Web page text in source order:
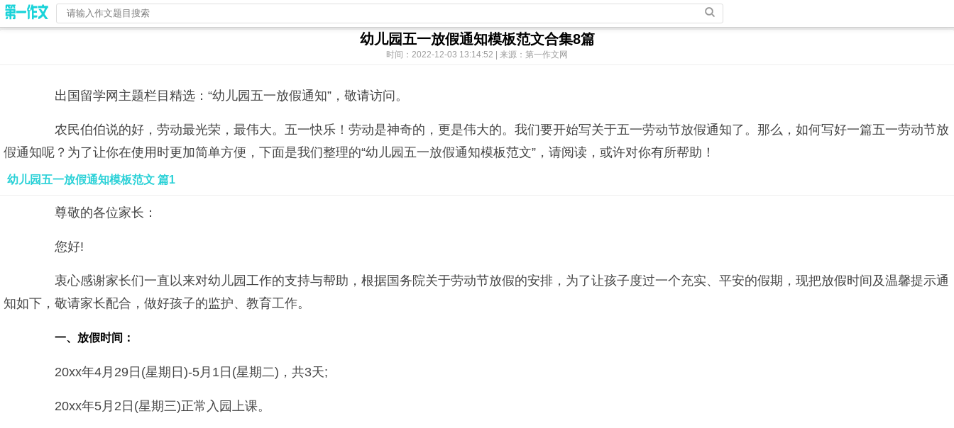
幼儿园五一放假通知模板范文合集8篇
时间：2022-12-03 13:14:52 | 来源：第一作文网
出国留学网主题栏目精选：“幼儿园五一放假通知”，敬请访问。
农民伯伯说的好，劳动最光荣，最伟大。五一快乐！劳动是神奇的，更是伟大的。我们要开始写关于五一劳动节放假通知了。那么，如何写好一篇五一劳动节放
假通知呢？为了让你在使用时更加简单方便，下面是我们整理的“幼儿园五一放假通知模板范文”，请阅读，或许对你有所帮助！
幼儿园五一放假通知模板范文 篇1
尊敬的各位家长：
您好!
衷心感谢家长们一直以来对幼儿园工作的支持与帮助，根据国务院关于劳动节放假的安排，为了让孩子度过一个充实、平安的假期，现把放假时间及温馨提示通
知如下，敬请家长配合，做好孩子的监护、教育工作。
一、放假时间：
20xx年4月29日(星期日)-5月1日(星期二)，共3天;
20xx年5月2日(星期三)正常入园上课。